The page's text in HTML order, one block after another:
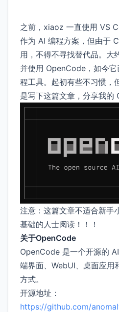
之前，xiaoz 一直使用 VS
作为 AI 编程方案，但由于
用，不得不寻找替代品。大
并使用 OpenCode，如今
程工具。起初有些不习惯，
是写下这篇文章，分享我的
注意：这篇文章不适合新手
基础的人士阅读！！！
关于OpenCode
OpenCode 是一个开源的
端界面、WebUI、桌面应用
方式。
开源地址：
https://github.com/